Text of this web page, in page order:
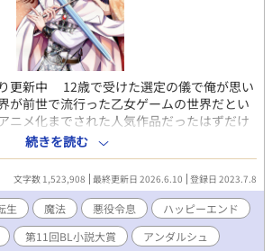
新中 12歳で受けた選定の儀で俺が思い
が前世で流行った乙女ゲームの世界だとい
ニメ化までされた人気作品だったはずだけ
そのゲームの中でも悪役の公爵令息レイナ
変わってしまったのだ。 さらに最悪なこ
の中身を全く知らない。乙女ゲームやった
から俺の周りで一体何が起こるのか全然わ
。 内容は知らなくとも、一時期SNSで
てきた不穏なワードは多少なりとも覚えて
定の裏切り」 「約束された末路」 っ
続きを読む
文字数 1,523,908 最終更新日 2026.6.10 登録日 2023.7.8
生 魔法 悪役令息
ハッピーエンド
第11回BL小説大賞 アンダルシュ